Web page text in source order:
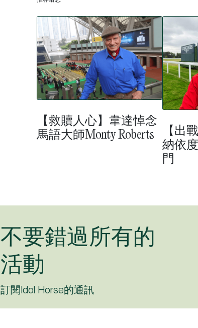
【救贖人心】韋達悼念
馬語大師Monty Roberts
【出
納依
門
不要錯過所有的
活動
訂閱Idol Horse的通訊